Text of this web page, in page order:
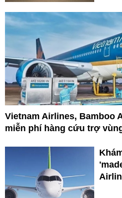
Vietnam Airlines, Bamboo
miễn phí hàng cứu trợ